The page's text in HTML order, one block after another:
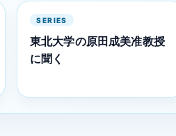
SERIES
東北大学の原田成美准教授
に聞く